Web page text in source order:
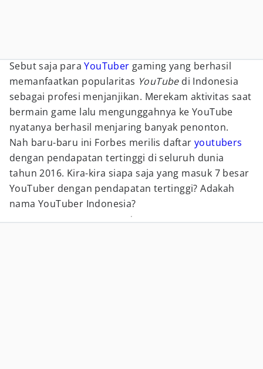
Sebut saja paraYouTuber gaming yang berhasil
memanfaatkan popularitas YouTubedi Indonesia
sebagai profesi menjanjikan. Merekam aktivitas saat
bermain game lalu mengunggahnya ke YouTube
nyatanya berhasil menjaring banyak penonton.
Nah baru-baru ini Forbes merilis daftar youtubers
dengan pendapatan tertinggi di seluruh dunia
tahun 2016. Kira-kira siapa saja yang masuk 7 besar
YouTuber dengan pendapatan tertinggi? Adakah
nama YouTuber Indonesia?